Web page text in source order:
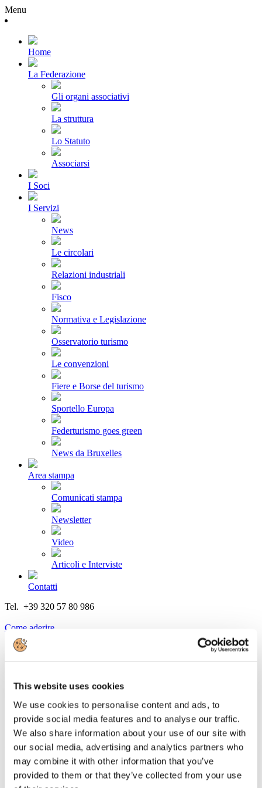
This website uses cookies
We use cookies to personalise content and ads, to
provide social media features and to analyse our traffic.
We also share information about your use of our site with
our social media, advertising and analytics partners who
may combine it with other information that you’ve
provided to them or that they’ve collected from your use
Menu
Home
La Federazione
Gli organi associativi
La struttura
Lo Statuto
Associarsi
I Soci
I Servizi
News
Le circolari
Relazioni industriali
Fisco
Normativa e Legislazione
Osservatorio turismo
Le convenzioni
Fiere e Borse del turismo
Sportello Europa
Federturismo goes green
News da Bruxelles
Area stampa
Comunicati stampa
Newsletter
Video
Articoli e Interviste
Contatti
Tel. +39 320 57 80 986
Come aderire
Login
Cerca...
ACI EUROPE: 6000 rotte perse
Dettagli
Categoria:News 2020